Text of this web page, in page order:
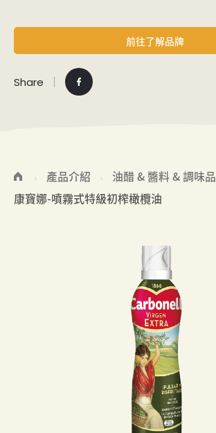
前往了解品牌
Share
產品介紹 油醋 & 醬料 & 調味品
康寶娜-噴霧式特級初榨橄欖油